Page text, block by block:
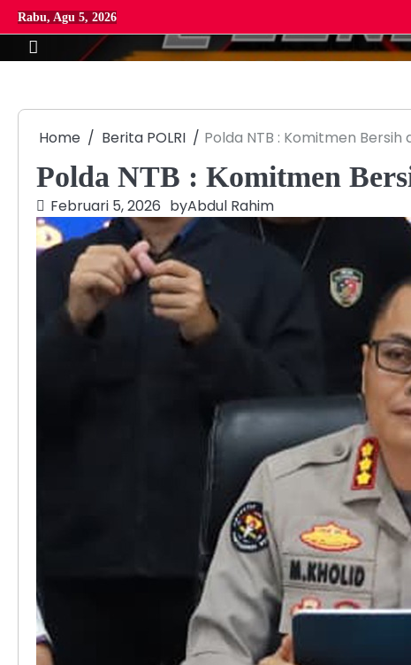
Skip
to
content
Rabu, Agu 5, 2026
Home Berita POLRI Polda NTB : Komitmen
Polda NTB : Komitmen
Februari 5, 2026 byAbdul Rahim